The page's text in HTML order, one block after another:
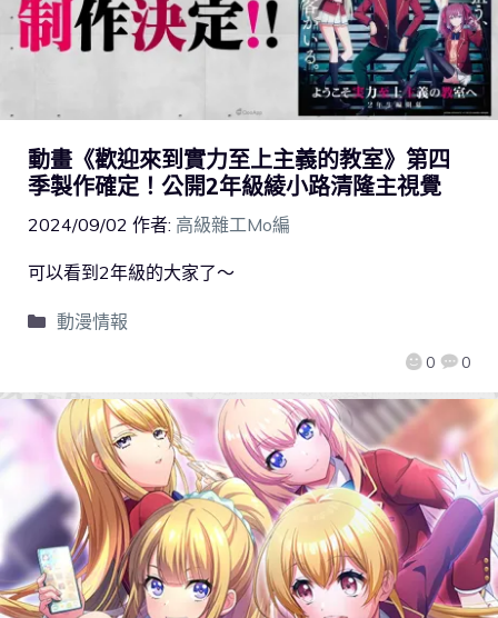
動畫《歡迎來到實力至上主義的教室》第四
季製作確定！公開2年級綾小路清隆主視覺
2024/09/02 作者: 高級雜工Mo編
0 0
可以看到2年級的大家了～
動漫情報